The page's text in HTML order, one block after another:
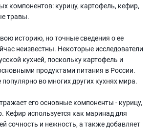
компонентов: курицу, картофель, кефир,
травы.
историю, но точные сведения о ее
неизвестны. Некоторые исследователи
кухней, поскольку картофель и
продуктами питания в России.
во многих других кухнях мира.
его основные компоненты - курицу,
Кефир используется как маринад для
сочность и нежность, а также добавляет